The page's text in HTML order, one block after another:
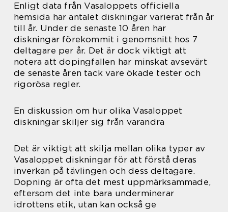
Enligt data från Vasaloppets officiella
hemsida har antalet diskningar varierat från år
till år. Under de senaste 10 åren har
diskningar förekommit i genomsnitt hos 7
deltagare per år. Det är dock viktigt att
notera att dopingfallen har minskat avsevärt
de senaste åren tack vare ökade tester och
rigorösa regler.
En diskussion om hur olika Vasaloppet
diskningar skiljer sig från varandra
Det är viktigt att skilja mellan olika typer av
Vasaloppet diskningar för att förstå deras
inverkan på tävlingen och dess deltagare.
Dopning är ofta det mest uppmärksammade,
eftersom det inte bara underminerar
idrottens etik, utan kan också ge